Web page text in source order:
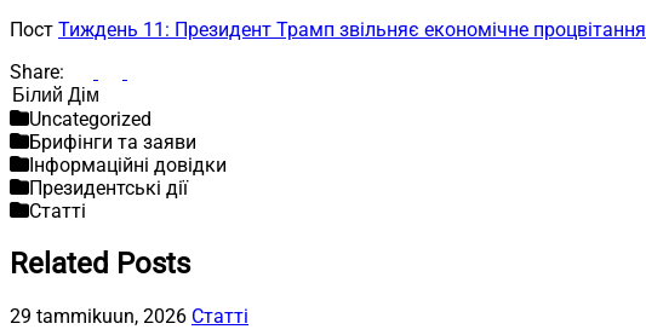
Пост Тиждень 11: Президент Трамп звільняє економічне процвітання
Share:
Пошук
Uncategorized
Брифінги та заяви
Інформаційні довідки
Президентські дії
Статті
Related Posts
29 tammikuun, 2026 Статті